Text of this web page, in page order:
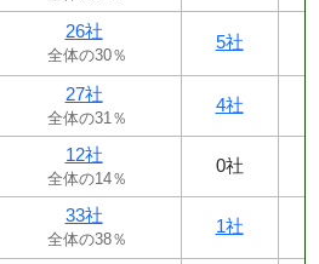
26社
全体の30％
5社
27社
全体の31％
4社
12社
全体の14％
0社
33社
全体の38％
1社